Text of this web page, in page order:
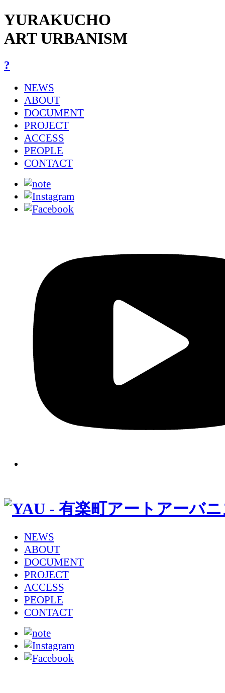
YURAKUCHO
ART URBANISM
?
NEWS
ABOUT
DOCUMENT
PROJECT
ACCESS
PEOPLE
CONTACT
NEWS
ABOUT
DOCUMENT
PROJECT
ACCESS
PEOPLE
CONTACT